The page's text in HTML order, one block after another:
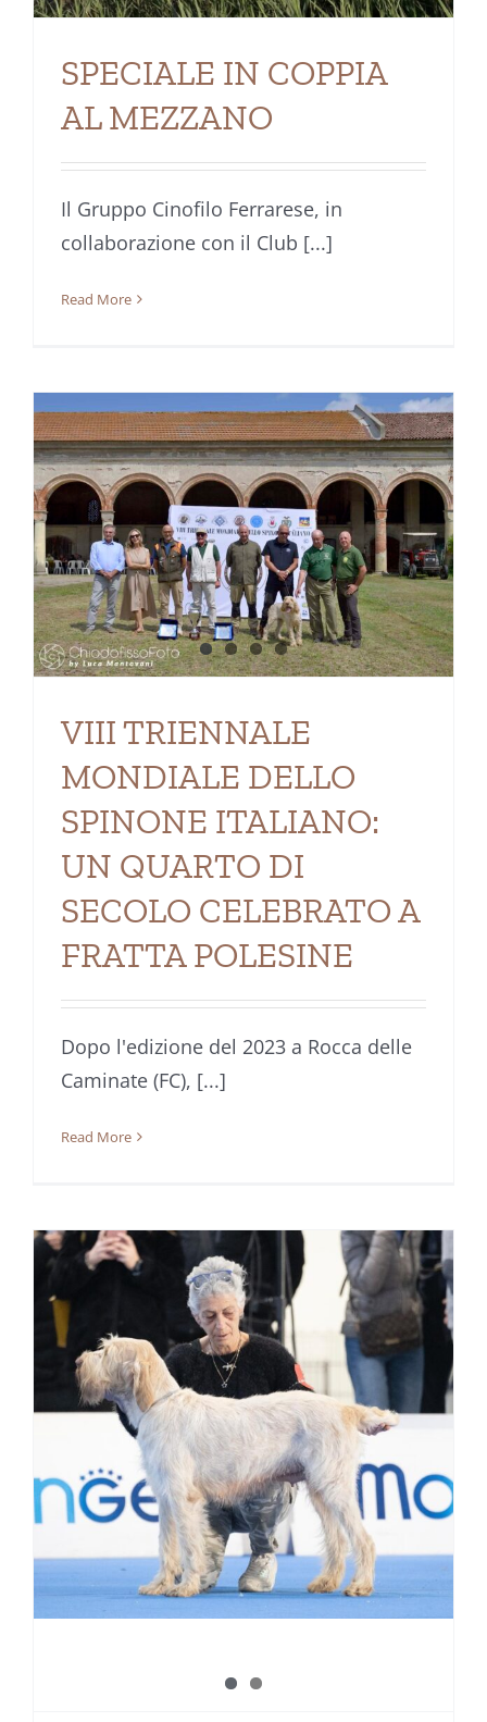
SPECIALE IN COPPIA
AL MEZZANO
Il Gruppo Cinofilo Ferrarese, in
collaborazione con il Club [...]
Read More
VIII TRIENNALE
MONDIALE DELLO
SPINONE ITALIANO:
UN QUARTO DI
SECOLO CELEBRATO A
FRATTA POLESINE
Dopo l'edizione del 2023 a Rocca delle
Caminate (FC), [...]
Read More